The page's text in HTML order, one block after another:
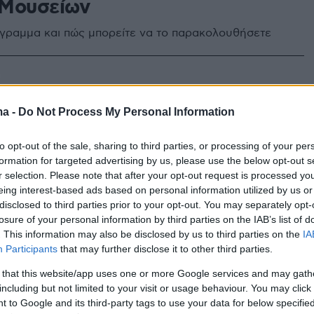
- Do Not Process My Personal Information
opt-out of the sale, sharing to third parties, or processing of your
for targeted advertising by us, please use the below opt-out
selection. Please note that after your opt-out request is processed
interest-based ads based on personal information utilized by us
to third parties prior to your opt-out. You may separately
of your personal information by third parties on the IAB’s list of
This information may also be disclosed by us to third parties on the
Participants that may further disclose it to other third parties.
that this website/app uses one or more Google services and may
but not limited to your visit or usage behaviour. You may
to Google and its third-party tags to use your data for below
και πώς μπορείτε να το παρακολουθήσετε
στην ιστορία και τον κόσμο
ο Δήμος Αθηναίων
είναι δωρεάν και ελεύθερη για όλους - Θα
τις 28 Απριλίου
Ένωση δίνει
με την τέχνη διαδικτυακά
ηλεκτρονική πρόσβαση σε καταλόγους